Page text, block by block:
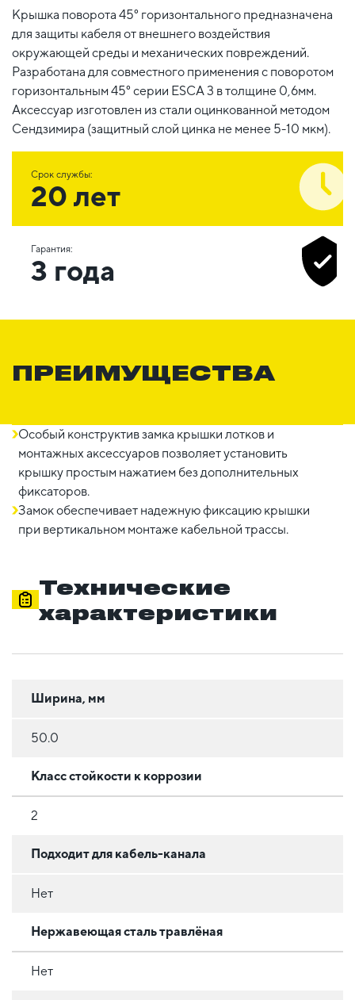
Крышка поворота 45° горизонтального предназначена
для защиты кабеля от внешнего воздействия
окружающей среды и механических повреждений.
Разработана для совместного применения с поворотом
горизонтальным 45° серии ESCA 3 в толщине 0,6мм.
Аксессуар изготовлен из стали оцинкованной методом
Сендзимира (защитный слой цинка не менее 5-10 мкм).
Срок службы:
20 лет
Гарантия:
3 года
ПРЕИМУЩЕСТВА
Особый конструктив замка крышки лотков и
монтажных аксессуаров позволяет установить
крышку простым нажатием без дополнительных
фиксаторов.
Замок обеспечивает надежную фиксацию крышки
при вертикальном монтаже кабельной трассы.
Технические
характеристики
Ширина, мм
50.0
Класс стойкости к коррозии
2
Подходит для кабель-канала
Нет
Нержавеющая сталь травлёная
Нет